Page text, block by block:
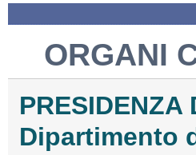
ORGANI
PRESIDENZA
Dipartimento